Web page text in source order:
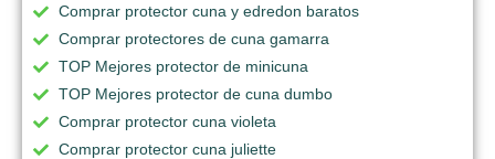
Comprar protector cuna y edredon baratos
Comprar protectores de cuna gamarra
TOP Mejores protector de minicuna
TOP Mejores protector de cuna dumbo
Comprar protector cuna violeta
Comprar protector cuna juliette